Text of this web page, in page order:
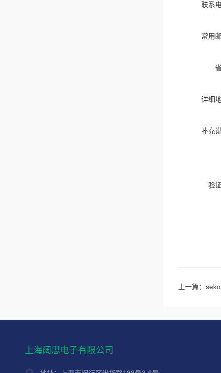
联系
常用
详细
补充
验
上一篇：
上海阔思电子有限公司